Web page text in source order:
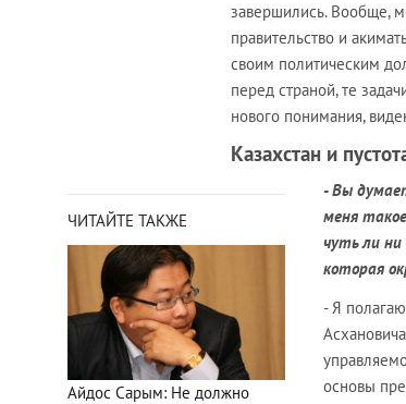
завершились. Вообще,
правительство и
своим политическим
перед страной, те
нового понимания,
Казахстан и
ЧИТАЙТЕ ТАКЖЕ
Айдос Сарым: Не должно
- Вы
меня
чуть ли ни
которая
- Я
основы